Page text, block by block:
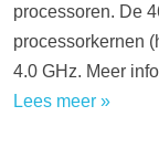
processoren. De
processorkernen
4.0 GHz. Meer
Lees meer »